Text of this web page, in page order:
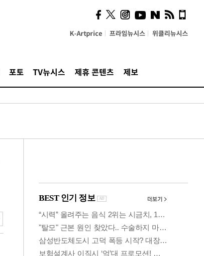
K-Artprice 프라임뉴시스 위클리뉴시스
포토 TV뉴시스 제휴 콘텐츠 제보
사이 해답 찾았죠"…알을
깨고 나온 '초자아'